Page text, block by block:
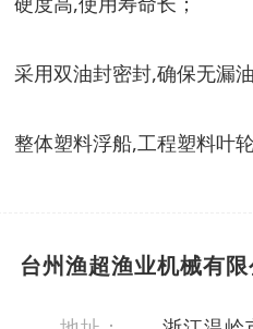
采用双油封密封,确保无漏
整体塑料浮船,工程塑料叶
台州渔超渔业机械有限